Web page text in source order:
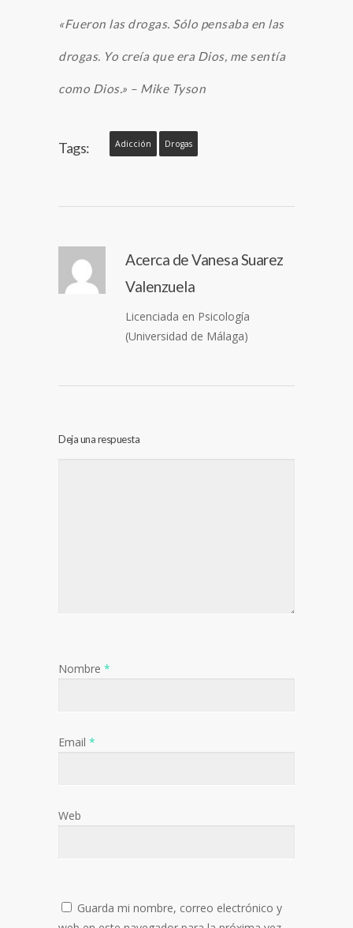
«Fueron las drogas. Sólo pensaba en las
drogas. Yo creía que era Dios, me sentía
como Dios.» – Mike Tyson
Tags: Adicción Drogas
Acerca deVanesa Suarez
Valenzuela
Licenciada en Psicología
(Universidad de Málaga)
Deja una respuesta
Nombre *
Email *
Web
Guarda mi nombre, correo electrónico y